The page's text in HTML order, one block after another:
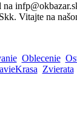
Vitajte na
Oblecenie
Zvierata